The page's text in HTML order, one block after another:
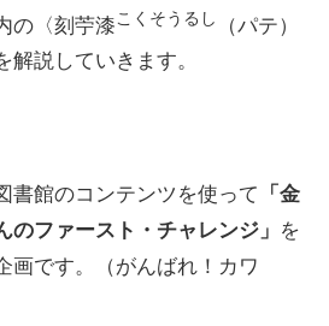
の〈刻苧漆こくそうるし
（パテ）
説していきます。
書館のコンテンツを使って
「金
のファースト・チャレンジ」 を
画です。（がんばれ！カワ